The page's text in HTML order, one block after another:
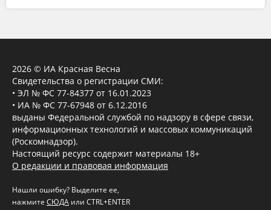
2026 © ИА Красная Весна
Свидетельства о регистрации СМИ:
• ЭЛ № ФС 77-84377 от 16.01.2023
• ИА № ФС 77-67948 от 6.12.2016
выданы Федеральной службой по надзору в сфере связи,
информационных технологий и массовых коммуникаций
(Роскомнадзор).
Настоящий ресурс содержит материалы 18+
О редакции и правовая информация
Нашли ошибку? Выделите ее,
нажмите СЮДА или CTRL+ENTER